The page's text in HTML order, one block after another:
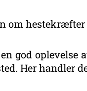
om
god oplevelse
Her handler